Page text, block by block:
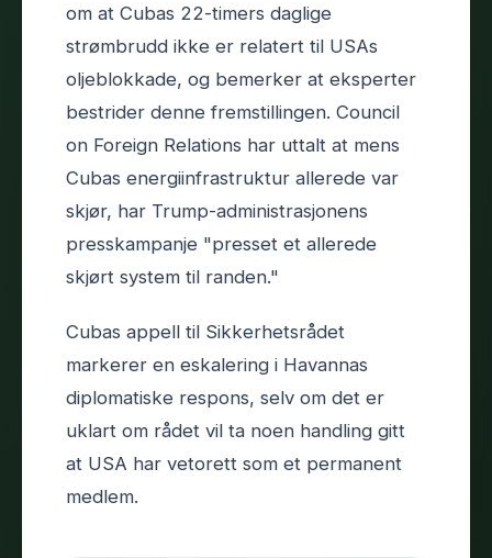
om at Cubas 22-timers daglige
strømbrudd ikke er relatert til USAs
oljeblokkade, og bemerker at eksperter
bestrider denne fremstillingen. Council
on Foreign Relations har uttalt at mens
Cubas energiinfrastruktur allerede var
skjør, har Trump-administrasjonens
presskampanje "presset et allerede
skjørt system til randen."
Cubas appell til Sikkerhetsrådet
markerer en eskalering i Havannas
diplomatiske respons, selv om det er
uklart om rådet vil ta noen handling gitt
at USA har vetorett som et permanent
medlem.